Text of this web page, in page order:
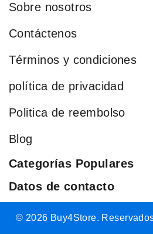
Sobre nosotros
Contáctenos
Términos y condiciones
política de privacidad
Politica de reembolso
Blog
Categorías Populares
Datos de contacto
© 2026 Buy4Store.